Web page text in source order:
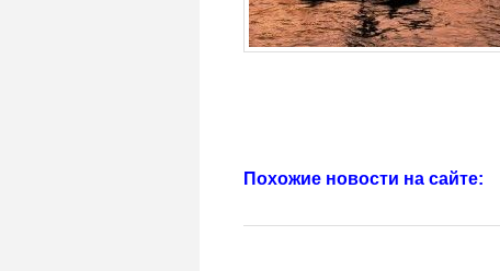
Похожие новости на сайте: